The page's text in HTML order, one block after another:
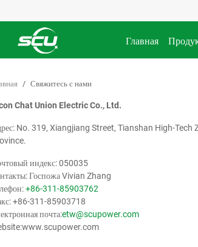
Главная
Свяжитесь с нами
Chat Union Electric Co., Ltd.
No. 319, Xiangjiang Street, Tianshan High-Tech
индекс: 050035
Госпожа Vivian Zhang
+86-311-85903762
+86-311-85903718
почта:etw@scupower.com